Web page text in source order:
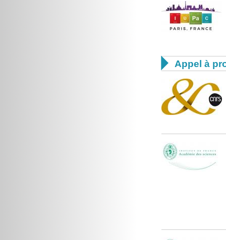
 Appel à